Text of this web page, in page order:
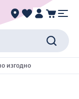
изгодно